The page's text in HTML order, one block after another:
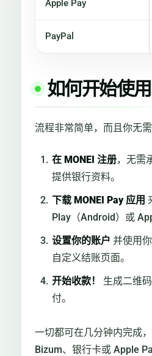
Apple Pay
PayPal
如何开始使用
流程非常简单，而且你无需
在 MONEI 注册，无需
提供银行资料。
下载 MONEI Pay 应用
Play（Android）或
设置你的账户 并使用
自定义结账页面。
开始收款！
生成二维
付。
一切都可在几分钟内完成
Bizum、银行卡或 Apple